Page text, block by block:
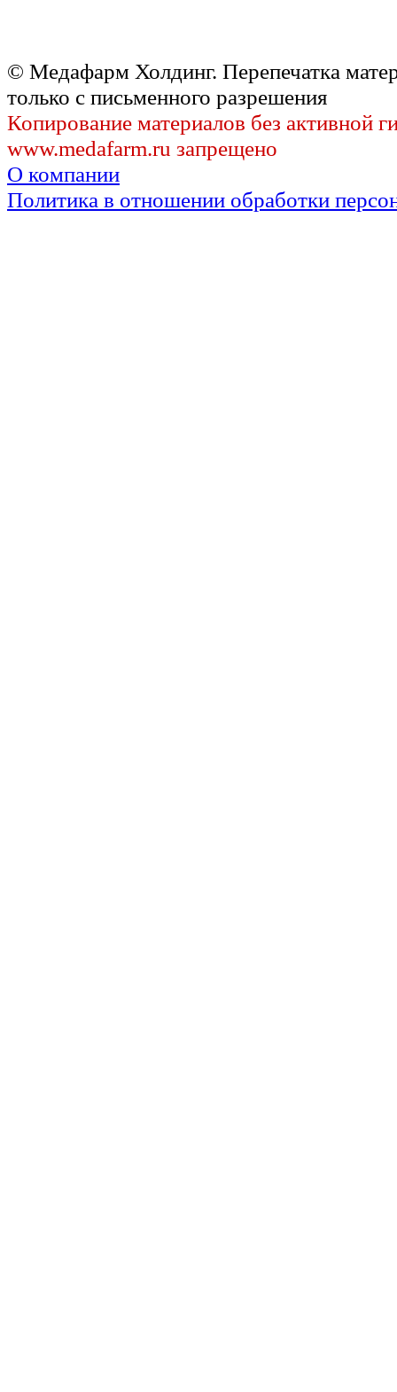
© Медафарм Холдинг. Перепечатка
только с письменного разрешения
Копирование материалов без активной
www.medafarm.ru запрещено
О компании
Политика в отношении обработки